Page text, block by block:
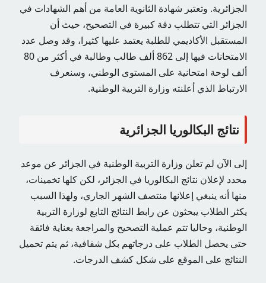
الجزائرية. وتعتبر شهادة الثانوية العامة من أهم الشهادات في
الجزائر التي تتطلب دقة كبيرة في التصحيح، حيث أن
المستقبل الأكاديمي للطلبة يعتمد عليها كثيرا، وقد وصل عدد
الامتحانات فيها إلى 862 ألف طالب وطالبة في أكثر من 80
ألف لوحة امتحانية على المستوى الوطني، وسنعرف
الارتباط الذي أعلنته وزارة التربية الوطنية.
نتائج البكالوريا الجزائرية
إلى الآن لم تعلن وزارة التربية الوطنية في الجزائر عن موعد
محدد لإعلان نتائج البكالوريا في الجزائر، لكن كلها تخمينات،
منها أنه ينبغي إعلانها منتصف الشهر الجاري، ولهذا السبب
يكثر الطلاب يبحثون عن رابط النتائج التابع لوزارة التربية
الوطنية، وحاليا تتم عملية التصحيح والمراجعة بعناية فائقة
حتى يحصل الطلاب على درجاتهم بكل شفافية، ثم يتم تحميل
النتائج على الموقع على شكل كشف الدرجات.